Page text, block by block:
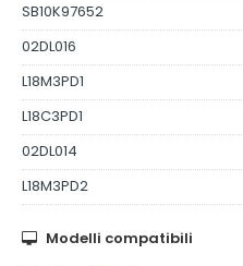
SB10K97652
02DL016
L18M3PD1
L18C3PD1
02DL014
L18M3PD2
Modelli compatibili